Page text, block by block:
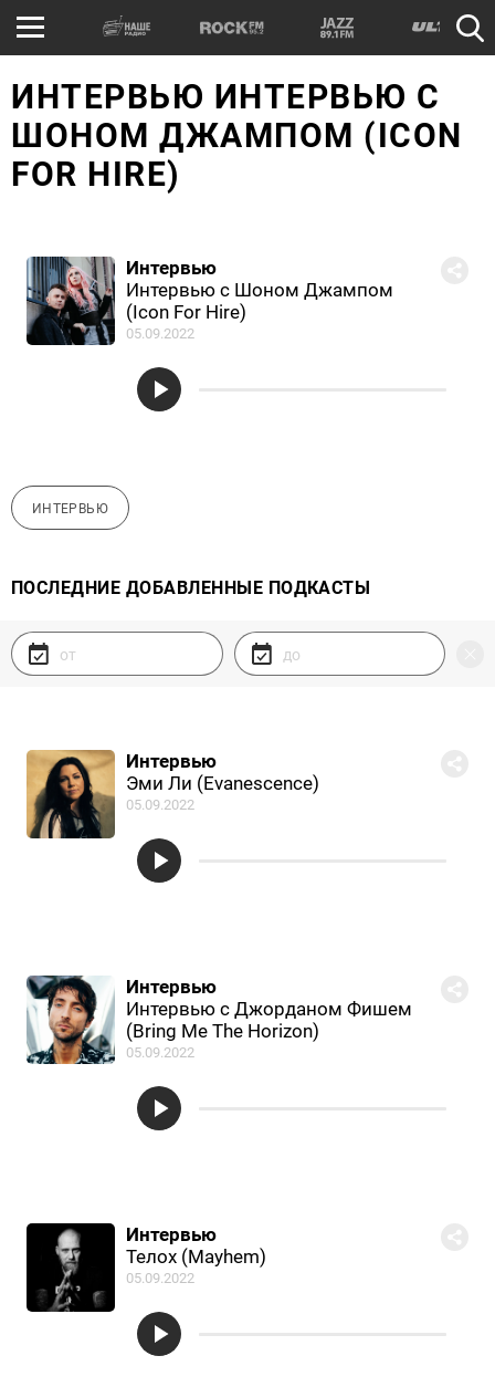
ИНТЕРВЬЮ ИНТЕРВЬЮ С
ШОНОМ ДЖАМПОМ (ICON
FOR HIRE)
Интервью
Интервью с Шоном Джампом
(Icon For Hire)
05.09.2022
ИНТЕРВЬЮ
ПОСЛЕДНИЕ ДОБАВЛЕННЫЕ ПОДКАСТЫ
Интервью
Эми Ли (Evanescence)
05.09.2022
Интервью
Интервью с Джорданом Фишем
(Bring Me The Horizon)
05.09.2022
Интервью
Телох (Mayhem)
05.09.2022